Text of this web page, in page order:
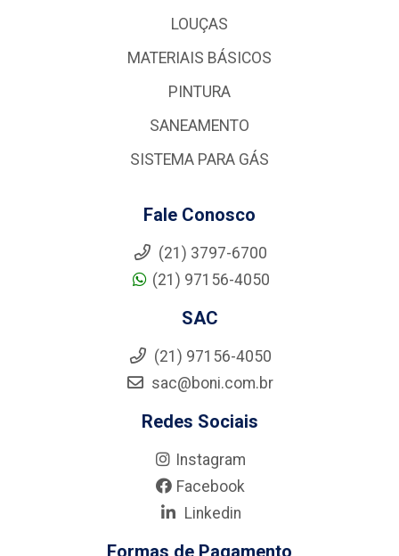
LOUÇAS
MATERIAIS BÁSICOS
PINTURA
SANEAMENTO
SISTEMA PARA GÁS
Fale Conosco
(21) 3797-6700
(21) 97156-4050
SAC
(21) 97156-4050
sac@boni.com.br
Redes Sociais
Instagram
Facebook
Linkedin
Formas de Pagamento